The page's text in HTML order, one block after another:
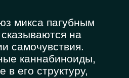
микса пагубным
на
самочувствия.
каннабиноиды,
в его структуру,